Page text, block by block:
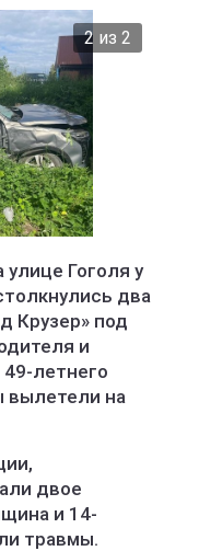
2 из 2
Кировской области
Гоголя у
два
Крузер» под
и
летнего
вылетели на
двое
и 14-
травмы.